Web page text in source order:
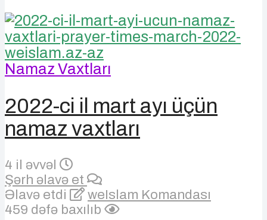
Namaz Vaxtları
2022-ci il mart ayı üçün
namaz vaxtları
4 il əvvəl
Şərh əlavə et
Əlavə etdi
weIslam Komandası
459 dəfə baxılıb